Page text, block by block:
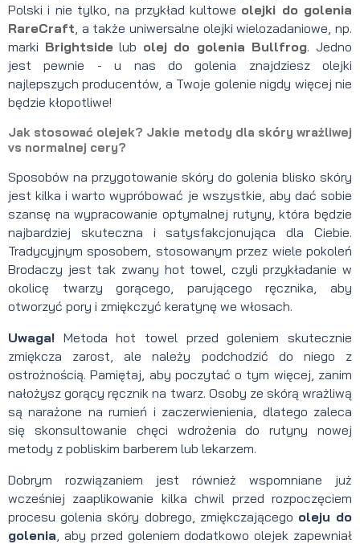
Polski i nie tylko, na przykład kultowe olejki do golenia
RareCraft , a także uniwersalne olejki wielozadaniowe, np.
marki Brightsidelub olej do golenia Bullfrog. Jedno
jest pewnie - u nas do golenia znajdziesz olejki
najlepszych producentów, a Twoje golenie nigdy więcej nie
będzie kłopotliwe!
Jak stosować olejek? Jakie metody dla skóry wrażliwej
vs normalnej cery?
Sposobów na przygotowanie skóry do golenia blisko skóry
jest kilka i warto wypróbować je wszystkie, aby dać sobie
szansę na wypracowanie optymalnej rutyny, która będzie
najbardziej skuteczna i satysfakcjonująca dla Ciebie.
Tradycyjnym sposobem, stosowanym przez wiele pokoleń
Brodaczy jest tak zwany hot towel, czyli przykładanie w
okolicę twarzy gorącego, parującego ręcznika, aby
otworzyć pory i zmiękczyć keratynę we włosach.
Uwaga! Metoda hot towel przed goleniem skutecznie
zmiękcza zarost, ale należy podchodzić do niego z
ostrożnością. Pamiętaj, aby poczytać o tym więcej, zanim
nałożysz gorący ręcznik na twarz. Osoby ze skórą wrażliwą
są narażone na rumień i zaczerwienienia, dlatego zaleca
się skonsultowanie chęci wdrożenia do rutyny nowej
metody z pobliskim barberem lub lekarzem.
Dobrym rozwiązaniem jest również wspomniane już
wcześniej zaaplikowanie kilka chwil przed rozpoczęciem
procesu golenia skóry dobrego, zmiękczającego oleju do
golenia , aby przed goleniem dodatkowo olejek zapewniał